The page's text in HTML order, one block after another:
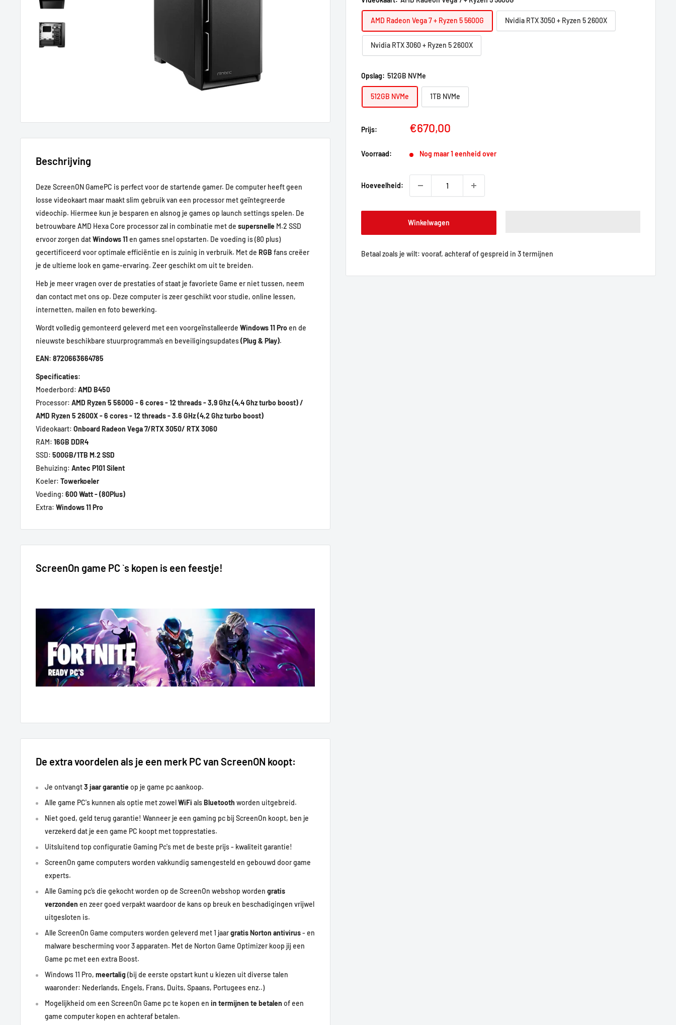
AMD Radeon Vega 7 + Ryzen 5 5600G Nvidia RTX 3050 + Ryzen 5 2600X
Nvidia RTX 3060 + Ryzen 5 2600X
Opslag: 512GB NVMe
512GB NVMe 1TB NVMe
Prijs: Verkoopprijs
€670,00
Voorraad: Nog maar 1 eenheid over
Hoeveelheid:
Winkelwagen
Betaal zoals je wilt: vooraf, achteraf of gespreid in 3 termijnen
Beschrijving
Deze ScreenON GamePC is perfect voor de startende gamer. De computer heeft geen
losse videokaart maar maakt slim gebruik van een processor met geïntegreerde
videochip. Hiermee kun je besparen en alsnog je games op launch settings spelen. De
betrouwbare AMD Hexa Core processor zal in combinatie met de supersnelle M.2 SSD
ervoor zorgen datWindows 11en games snel opstarten. De voeding is (80 plus)
gecertificeerd voor optimale efficiëntie en is zuinig in verbruik. Met de RGB fans creëer
je de ultieme look en game-ervaring. Zeer geschikt om uit te breiden.
Heb je meer vragen over de prestaties of staat je favoriete Game er niet tussen, neem
dan contact met ons op. Deze computer is zeer geschikt voor studie, online lessen,
internetten, mailen en foto bewerking.
Wordt volledig gemonteerd geleverd met een voorgeïnstalleerde Windows 11 Proen de
nieuwste beschikbare stuurprogramma’s en beveiligingsupdates(Plug & Play).
EAN: 8720663664785
Specificaties:
Moederbord: AMD B450
Processor: AMD Ryzen 5 5600G - 6 cores - 12 threads - 3,9 Ghz (4,4 Ghz turbo boost) /
AMD Ryzen 5 2600X - 6 cores - 12 threads - 3.6 GHz (4,2 Ghz turbo boost)
Videokaart: Onboard Radeon Vega 7/RTX 3050/ RTX 3060
RAM: 16GB DDR4
SSD: 500GB/1TB M.2 SSD
Behuizing: Antec P101 Silent
Koeler: Towerkoeler
Voeding: 600 Watt - (80Plus)
Extra: Windows 11 Pro
ScreenOn game PC `s kopen is een feestje!
De extra voordelen als je een merk PC van ScreenON koopt:
Je ontvangt3 jaar garantie op je game pc aankoop.
Alle game PC's kunnen als optie met zowelWiFi alsBluetooth worden uitgebreid.
Niet goed, geld terug garantie! Wanneer je een gaming pc bij ScreenOn koopt, ben je
verzekerd dat je een game PC koopt mettopprestaties.
Uitsluitend top configuratie Gaming Pc's met de beste prijs - kwaliteit garantie!
ScreenOn game computers worden vakkundig samengesteld en gebouwd door game
experts.
Alle Gaming pc’s die gekocht worden op de ScreenOn webshop worden gratis
verzonden en zeer goed verpakt waardoor de kans op breuk en beschadigingen vrijwel
uitgesloten is.
Alle ScreenOn Game computers worden geleverd met 1 jaargratis Norton antivirus- en
malware bescherming voor 3 apparaten. Met de Norton Game Optimizer koop jij een
Game pc met een extra Boost.
Windows 11 Pro, meertalig (bij de eerste opstart kunt u kiezen uit diverse talen
waaronder: Nederlands, Engels, Frans, Duits, Spaans, Portugees enz..)
Mogelijkheid om een ScreenOn Game pc te kopen en in termijnen te betalen of een
game computer kopen en achteraf betalen.